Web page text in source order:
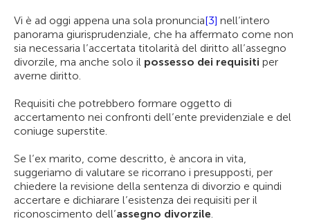
Vi è ad oggi appena una sola pronuncia[3] nell’intero
panorama giurisprudenziale, che ha affermato come non
sia necessaria l’accertata titolarità del diritto all’assegno
divorzile, ma anche solo il possesso dei requisiti per
averne diritto.
Requisiti che potrebbero formare oggetto di
accertamento nei confronti dell’ente previdenziale e del
coniuge superstite.
Se l’ex marito, come descritto, è ancora in vita,
suggeriamo di valutare se ricorrano i presupposti, per
chiedere la revisione della sentenza di divorzio e quindi
accertare e dichiarare l’esistenza dei requisiti per il
riconoscimento dell’assegno divorzile.